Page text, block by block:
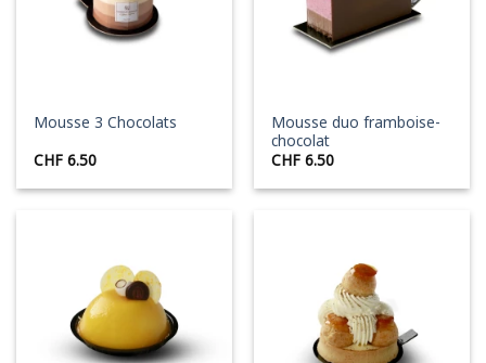
Mousse 3 Chocolats
CHF 6.50
Mousse duo framboise-
chocolat
CHF 6.50